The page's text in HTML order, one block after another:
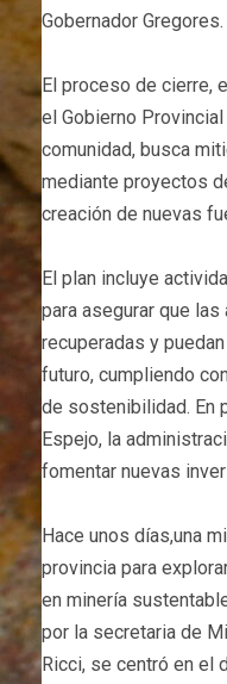
Gobernador Gregores.
El proceso de cierre,
el Gobierno
comunidad, busca
mediante proyectos
creación de nuevas
El plan incluye
para asegurar que
recuperadas y
futuro, cumpliendo
de sostenibilidad. En
Espejo, la
fomentar nuevas
Hace unos días,una
provincia para
en minería
por la secretaria de
Ricci, se centró en el